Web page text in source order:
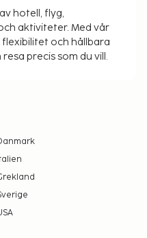
hotell, flyg,
aktiviteter. Med vår
och hållbara
precis som du vill.